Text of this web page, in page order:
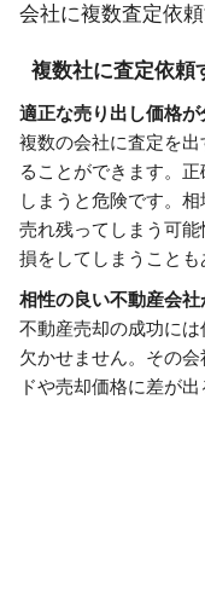
会社に複数査定依
複数社に査定依頼
適正な売り出し価格が
複数の会社に査定を
ることができます。
しまうと危険です。
売れ残ってしまう可
損をしてしまうことも
相性の良い不動産会社
不動産売却の成功に
欠かせません。その
ドや売却価格に差が出